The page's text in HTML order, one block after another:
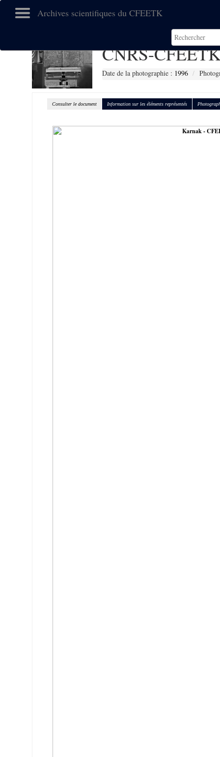
Archives scientifiques du CFEETK
CNRS-
Date de la photographie : 1996
Consulter le document Information sur les éléments représentés